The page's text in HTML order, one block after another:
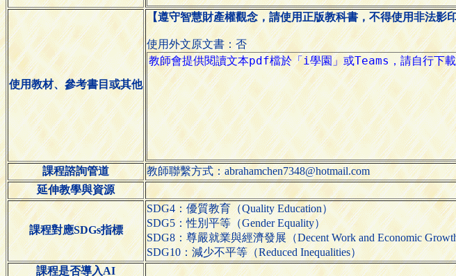
使用教材、參考書目或其他
【遵守智慧財產權觀念，請使用正版教科書，不得使用非法影
使用外文原文書：否
課程諮詢管道
教師聯繫方式：abrahamchen7348@hotmail.com
延伸教學與資源
課程對應SDGs指標
SDG4：優質教育（Quality Education）
SDG5：性別平等（Gender Equality）
SDG8：尊嚴就業與經濟發展（Decent Work and Economic
SDG10：減少不平等（Reduced Inequalities）
課程是否導入AI